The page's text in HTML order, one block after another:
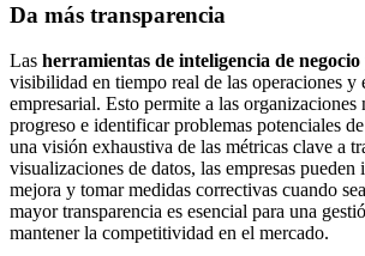
Da más transparencia
Las herramientas de inteligencia de negocio
visibilidad en tiempo real de las operaciones y
empresarial. Esto permite a las organizaciones
progreso e identificar problemas potenciales
una visión exhaustiva de las métricas clave a
visualizaciones de datos, las empresas pueden
mejora y tomar medidas correctivas cuando
mayor transparencia es esencial para una
mantener la competitividad en el mercado.